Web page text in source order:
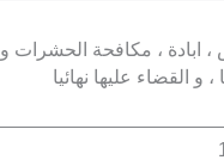
ابادة ، مكافحة الحشرات
، و القضاء عليها نهائيا